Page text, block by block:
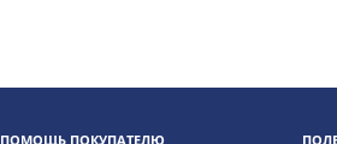
ПОМОЩЬ ПОКУПАТЕЛЮ